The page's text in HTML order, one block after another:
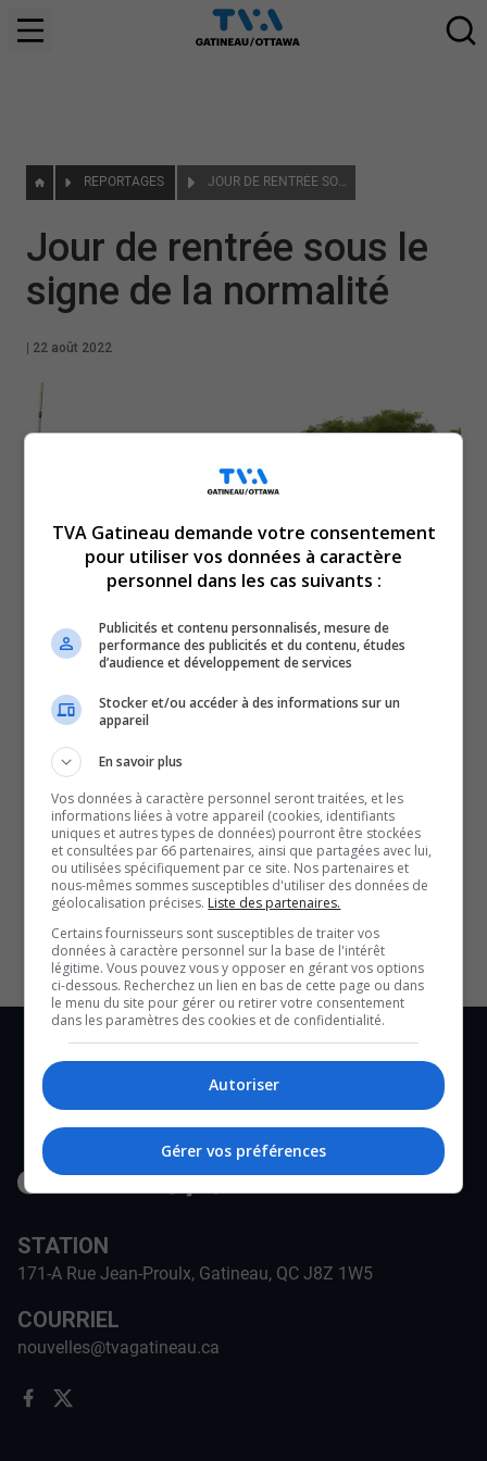
REPORTAGES JOUR DE RENTRÉE SOUS LE SIGNE DE LA NORMALITÉ
Jour de rentrée sous le
signe de la normalité
22 août 2022
C’est jour de rentrée pour les étudiants du Cégep de
l’Outaouais!
C’est une première rentrée scolaire sans grandes
mesures sanitaires, où 100% des étudiants commencent
l’école en présentiel.
Amanda Moisan était en direct du campus Gabrielle-Roy.
SOUTENIR NOS MÉDIAS, C’EST PROTÉGER NOTRE
CULTURE ET NOTRE ÉCONOMIE
STATION
171-A Rue Jean-Proulx, Gatineau, QC J8Z 1W5
COURRIEL
nouvelles@tvagatineau.ca
TVA Gatineau demande votre consentement
pour utiliser vos données à caractère
personnel dans les cas suivants :
Publicités et contenu personnalisés, mesure de
performance des publicités et du contenu, études
d’audience et développement de services
Stocker et/ou accéder à des informations sur un
appareil
En savoir plus
Vos données à caractère personnel seront traitées, et les
informations liées à votre appareil (cookies, identifiants
uniques et autres types de données) pourront être stockées
et consultées par 66 partenaires, ainsi que partagées avec lui,
ou utilisées spécifiquement par ce site. Nos partenaires et
nous-mêmes sommes susceptibles d'utiliser des données de
géolocalisation précises. Liste des partenaires.
Certains fournisseurs sont susceptibles de traiter vos
données à caractère personnel sur la base de l'intérêt
légitime. Vous pouvez vous y opposer en gérant vos options
ci-dessous. Recherchez un lien en bas de cette page ou dans
le menu du site pour gérer ou retirer votre consentement
dans les paramètres des cookies et de confidentialité.
Autoriser
Gérer vos préférences